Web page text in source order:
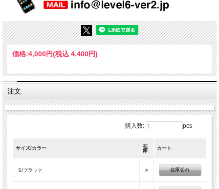
価格:4,000円(税込 4,400円)
注文
購入数: pcs
サイズ/カラー
在
庫
カート
S/ブラック × 在庫切れ